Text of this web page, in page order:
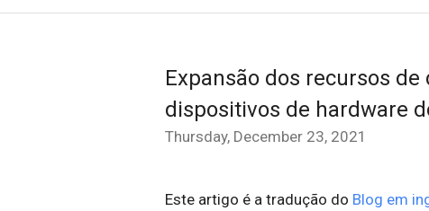
Expansão dos recursos
dispositivos de hardware
Thursday, December 23, 2021
Este artigo é a tradução do Blog em